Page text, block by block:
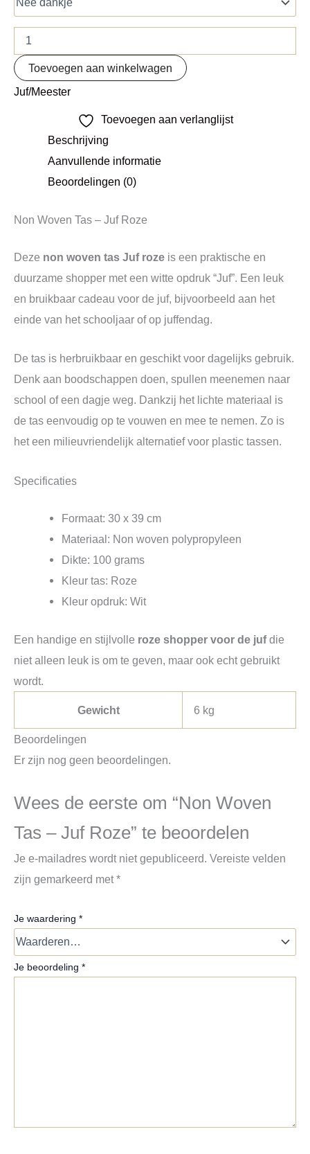
Toevoegen aan winkelwagen
Juf/Meester
Toevoegen aan verlanglijst
Beschrijving
Aanvullende informatie
Beoordelingen (0)
Non Woven Tas – Juf Roze
Deze non woven tas Juf roze is een praktische en
duurzame shopper met een witte opdruk “Juf”. Een leuk
en bruikbaar cadeau voor de juf, bijvoorbeeld aan het
einde van het schooljaar of op juffendag.
De tas is herbruikbaar en geschikt voor dagelijks gebruik.
Denk aan boodschappen doen, spullen meenemen naar
school of een dagje weg. Dankzij het lichte materiaal is
de tas eenvoudig op te vouwen en mee te nemen. Zo is
het een milieuvriendelijk alternatief voor plastic tassen.
Specificaties
Formaat: 30 x 39 cm
Materiaal: Non woven polypropyleen
Dikte: 100 grams
Kleur tas: Roze
Kleur opdruk: Wit
Een handige en stijlvolle roze shopper voor de jufdie
niet alleen leuk is om te geven, maar ook echt gebruikt
wordt.
Gewicht 6 kg
Beoordelingen
Er zijn nog geen beoordelingen.
Wees de eerste om “Non Woven
Tas – Juf Roze” te beoordelen
Je e-mailadres wordt niet gepubliceerd. Vereiste velden
zijn gemarkeerd met*
Je waardering *
Je beoordeling *